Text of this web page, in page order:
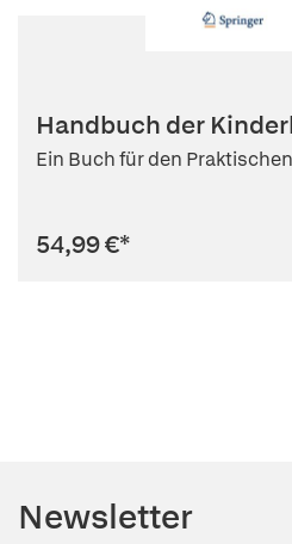
Handbuch der
Ein Buch für den
54,99 €*
Newsletter